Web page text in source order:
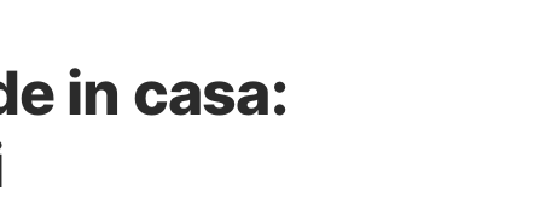
in casa: